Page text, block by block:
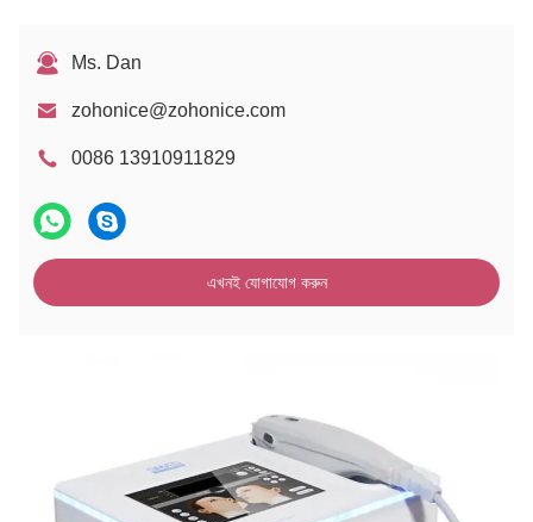
Ms. Dan
zohonice@zohonice.com
0086 13910911829
এখনই যোগাযোগ করুন